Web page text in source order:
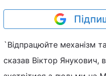
`Відпрацюйте механізм
сказав Віктор Янукович,